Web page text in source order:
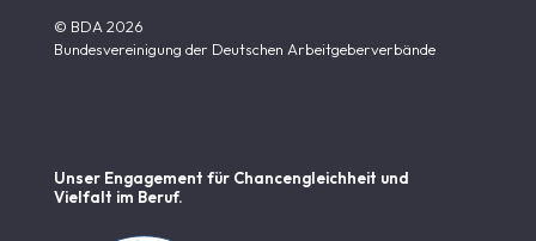
© BDA 2026
Bundesvereinigung der Deutschen Arbeitgeberverbände
Unser Engagement für Chancen­gleichheit und
Vielfalt im Beruf.